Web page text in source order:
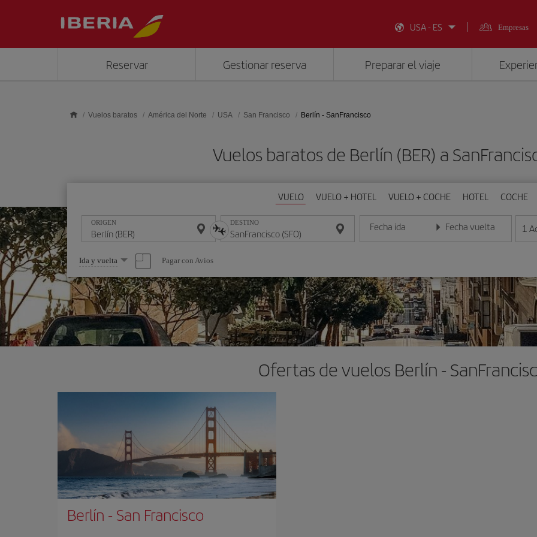
USA - ES
Empresas
Reservar Gestionar reserva Preparar el viaje
Vuelos baratos América del Norte USA San Francisco Berlín - SanFrancisco
Vuelos baratos de Berlín (BER) a
VUELO VUELO + HOTEL VUELO + COCHE HOTEL COCHE
ORIGEN DESTINO Fecha ida
Introduce la fecha en formato día/mes/año
Fecha vuelta
Introduce la fecha en 1
Seleccione
una
opción
Ida y vuelta Pagar con Avios
Ofertas de vuelos Berlín -
Berlín - San Francisco